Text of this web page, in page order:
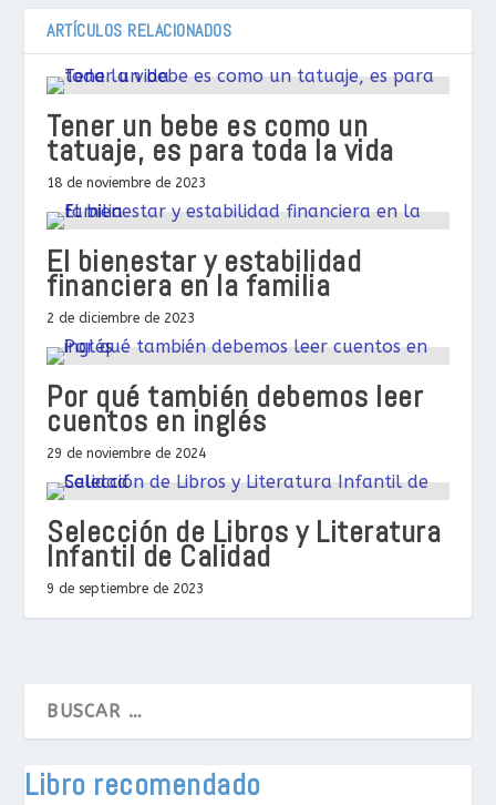
ARTÍCULOS RELACIONADOS
Tener un bebe es como un
tatuaje, es para toda la vida
18 de noviembre de 2023
El bienestar y estabilidad
financiera en la familia
2 de diciembre de 2023
Por qué también debemos leer
cuentos en inglés
29 de noviembre de 2024
Selección de Libros y Literatura
Infantil de Calidad
9 de septiembre de 2023
Libro recomendado